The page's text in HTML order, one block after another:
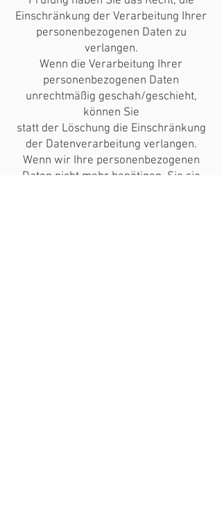
Einschränkung der Verarbeitung Ihrer
personenbezogenen Daten zu
verlangen.
Wenn die Verarbeitung Ihrer
personenbezogenen Daten
unrechtmäßig geschah/geschieht,
können Sie
statt der Löschung die Einschränkung
der Datenverarbeitung verlangen.
Wenn wir Ihre personenbezogenen
Daten nicht mehr benötigen, Sie sie